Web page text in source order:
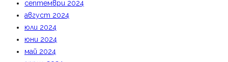
септември 2024
август 2024
юли 2024
юни 2024
май 2024